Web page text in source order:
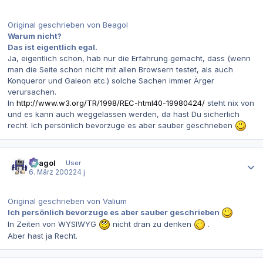
Original geschrieben von Beagol
Warum nicht?
Das ist eigentlich egal.
Ja, eigentlich schon, hab nur die Erfahrung gemacht, dass (wenn
man die Seite schon nicht mit allen Browsern testet, als auch
Konqueror und Galeon etc.) solche Sachen immer Ärger
verursachen.
In http://www.w3.org/TR/1998/REC-html40-19980424/ steht nix von
und es kann auch weggelassen werden, da hast Du sicherlich
recht. Ich persönlich bevorzuge es aber sauber geschrieben
Beagol
User
6. März 200224 j
Original geschrieben von Valium
Ich persönlich bevorzuge es aber sauber geschrieben
In Zeiten von WYSIWYG
nicht dran zu denken
.
Aber hast ja Recht.